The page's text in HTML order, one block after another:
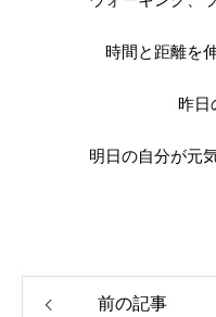
時間と距離を
昨日
明日の自分が元
前の記事